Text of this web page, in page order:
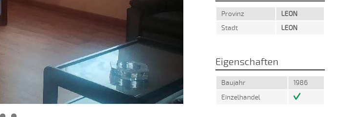
Provinz
LEON
Stadt
LEON
Eigenschaften
Baujahr
1986
Einzelhandel